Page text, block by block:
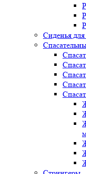
Сиденья